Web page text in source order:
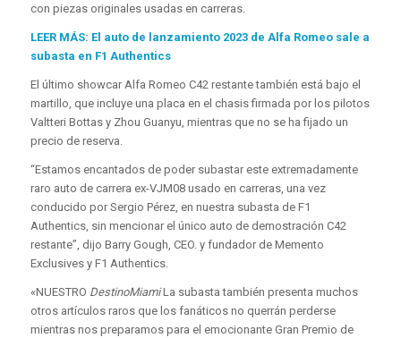
con piezas originales usadas en carreras.
LEER MÁS: El auto de lanzamiento 2023 de Alfa Romeo sale a
subasta en F1 Authentics
El último showcar Alfa Romeo C42 restante también está bajo el
martillo, que incluye una placa en el chasis firmada por los pilotos
Valtteri Bottas y Zhou Guanyu, mientras que no se ha fijado un
precio de reserva.
“Estamos encantados de poder subastar este extremadamente
raro auto de carrera ex-VJM08 usado en carreras, una vez
conducido por Sergio Pérez, en nuestra subasta de F1
Authentics, sin mencionar el único auto de demostración C42
restante”, dijo Barry Gough, CEO. y fundador de Memento
Exclusives y F1 Authentics.
«NUESTRO DestinoMiamiLa subasta también presenta muchos
otros artículos raros que los fanáticos no querrán perderse
mientras nos preparamos para el emocionante Gran Premio de